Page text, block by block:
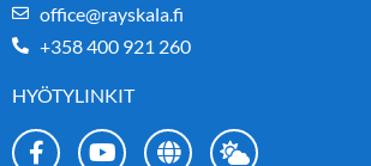
office@rayskala.fi
+358 400 921 260
HYÖTYLINKIT